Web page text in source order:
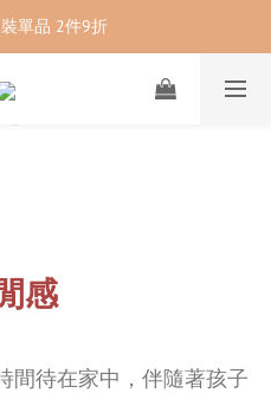
內著 2件9折
單品 2件9折
2件95折  3件88折
內著 2件9折
感
間待在家中，伴隨著孩子